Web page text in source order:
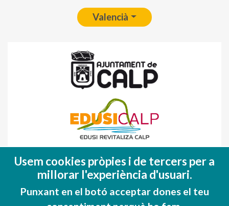
Valencià
(FEDER)
Una manera de hacer EUROPA
Usem cookies pròpies i de tercers per a
millorar l'experiència d'usuari.
Punxant en el botó acceptar dones el teu